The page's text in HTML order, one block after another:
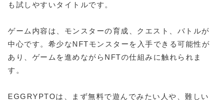
も試しやすいタイトルです。
ゲーム内容は、モンスターの育成、クエスト、バトルが
中心です。希少なNFTモンスターを入手できる可能性が
あり、ゲームを進めながらNFTの仕組みに触れられま
す。
EGGRYPTOは、まず無料で遊んでみたい人や、難しい